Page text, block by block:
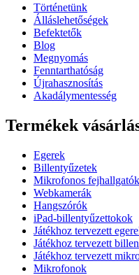
Történetünk
Álláslehetőségek
Befektetők
Blog
Megnyomás
Fenntarthatóság
Újrahasznosítás
Akadálymentesség
Termékek
Egerek
Billentyűzetek
Mikrofonos
Webkamerák
Hangszórók
iPad-billentyűzettokok
Játékhoz tervezett
Játékhoz tervezett
Játékhoz tervezett
Mikrofonok